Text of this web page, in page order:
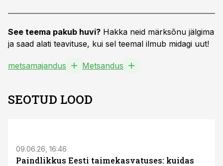
See teema pakub huvi? Hakka neid märksõnu jälgima
ja saad alati teavituse, kui sel teemal ilmub midagi uut!
metsamajandus Metsandus
SEOTUD LOOD
09.06.26, 16:46
Paindlikkus Eesti taimekasvatuses: kuidas